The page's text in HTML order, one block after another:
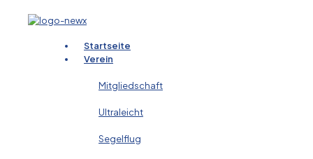
Startseite
Verein
Mitgliedschaft
Ultraleicht
Segelflug